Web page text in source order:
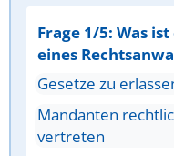
Frage 1/5: Was
eines
Gesetze zu
Mandanten
vertreten